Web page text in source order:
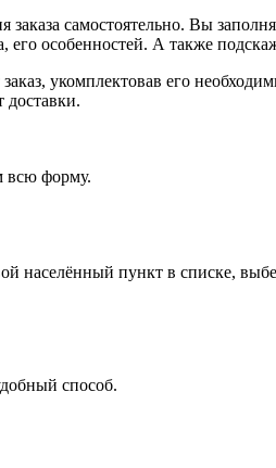
самостоятельно. Вы
его особенностей. А также
укомплектовав его
доставки.
всю форму.
населённый пункт в списке,
способ.